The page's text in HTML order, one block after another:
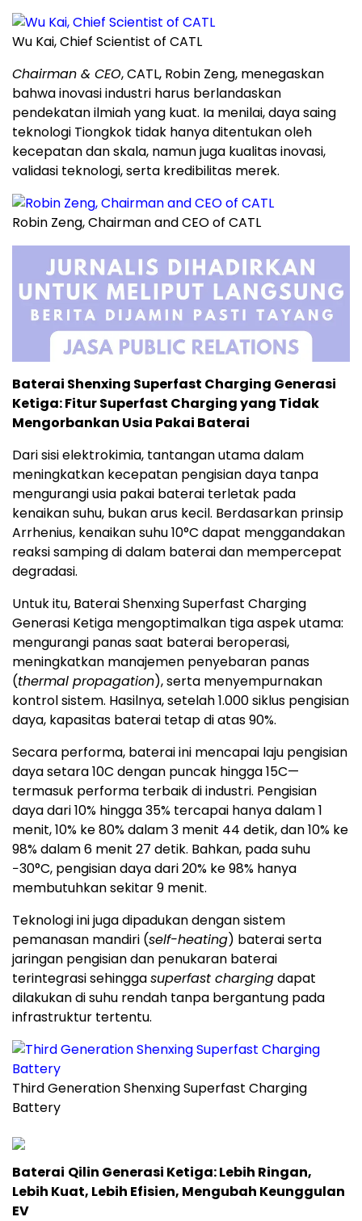
Wu Kai, Chief Scientist of CATL
Chairman & CEO, CATL, Robin Zeng, menegaskan
bahwa inovasi industri harus berlandaskan
pendekatan ilmiah yang kuat. Ia menilai, daya saing
teknologi Tiongkok tidak hanya ditentukan oleh
kecepatan dan skala, namun juga kualitas inovasi,
validasi teknologi, serta kredibilitas merek.
Robin Zeng, Chairman and CEO of CATL
Baterai Shenxing Superfast Charging Generasi
Ketiga: Fitur Superfast Charging yang Tidak
Mengorbankan Usia Pakai Baterai
Dari sisi elektrokimia, tantangan utama dalam
meningkatkan kecepatan pengisian daya tanpa
mengurangi usia pakai baterai terletak pada
kenaikan suhu, bukan arus kecil. Berdasarkan prinsip
Arrhenius, kenaikan suhu 10°C dapat menggandakan
reaksi samping di dalam baterai dan mempercepat
degradasi.
Untuk itu, Baterai Shenxing Superfast Charging
Generasi Ketiga mengoptimalkan tiga aspek utama:
mengurangi panas saat baterai beroperasi,
meningkatkan manajemen penyebaran panas
(thermal propagation), serta menyempurnakan
kontrol sistem. Hasilnya, setelah 1.000 siklus pengisian
daya, kapasitas baterai tetap di atas 90%.
Secara performa, baterai ini mencapai laju pengisian
daya setara 10C dengan puncak hingga 15C—
termasuk performa terbaik di industri. Pengisian
daya dari 10% hingga 35% tercapai hanya dalam 1
menit, 10% ke 80% dalam 3 menit 44 detik, dan 10% ke
98% dalam 6 menit 27 detik. Bahkan, pada suhu
−30°C, pengisian daya dari 20% ke 98% hanya
membutuhkan sekitar 9 menit.
Teknologi ini juga dipadukan dengan sistem
pemanasan mandiri (self-heating) baterai serta
jaringan pengisian dan penukaran baterai
terintegrasi sehinggasuperfast chargingdapat
dilakukan di suhu rendah tanpa bergantung pada
infrastruktur tertentu.
Third Generation Shenxing Superfast Charging
Battery
Baterai Qilin Generasi Ketiga: Lebih Ringan,
Lebih Kuat, Lebih Efisien, Mengubah Keunggulan
EV